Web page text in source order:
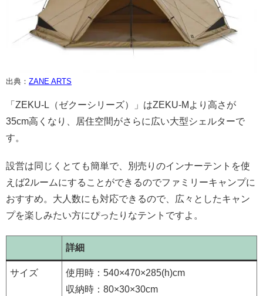
出典： ZANE ARTS
「ZEKU-L（ゼクーシリーズ）」はZEKU-Mより高さが
35cm高くなり、居住空間がさらに広い大型シェルターで
す。
設営は同じくとても簡単で、別売りのインナーテントを使
えば2ルームにすることができるのでファミリーキャンプに
おすすめ。大人数にも対応できるので、広々としたキャン
プを楽しみたい方にぴったりなテントですよ。
詳細
サイズ
使用時：540×470×285(h)cm
収納時：80×30×30cm